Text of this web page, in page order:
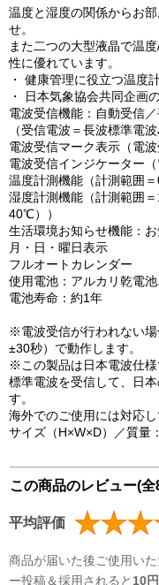
温度と湿度の関係からお
せ。
また二つの大型液晶で温
性に優れています。
・ 健康管理に役立つ温度
・ 日本気象協会共同企画
電波受信機能：自動受信
（受信電波＝長波標準電
電波受信マーク表示（電
電波受信インジケーター
温度計測機能（計測範囲
湿度計測機能（計測範囲
40℃））
生活環境お知らせ機能：
月・日・曜日表示
フルオートカレンダー
使用電池：アルカリ乾電
電池寿命：約1年
※電波受信が行われない
±30秒）で動作します。
※この製品は日本電波仕
標準電波を受信して、日
す。
海外でのご使用には対応し
サイズ（H×W×D）／質量
この商品のレビュー(全
平均評価
商品が届いた後ご使用いた
ー投稿＆採用されると 10